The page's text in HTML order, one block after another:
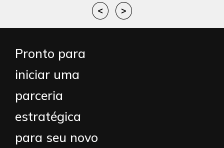
< >
Pronto para
iniciar uma
parceria
estratégica
para seu novo